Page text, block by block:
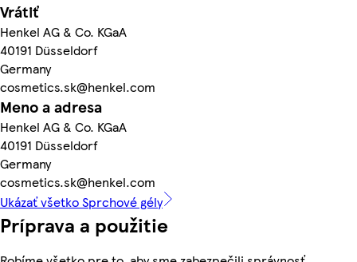
Vrátiť
Henkel AG & Co. KGaA
40191 Düsseldorf
Germany
cosmetics.sk@henkel.com
Meno a adresa
Henkel AG & Co. KGaA
40191 Düsseldorf
Germany
cosmetics.sk@henkel.com
Ukázať všetko Sprchové gély
Príprava a použitie